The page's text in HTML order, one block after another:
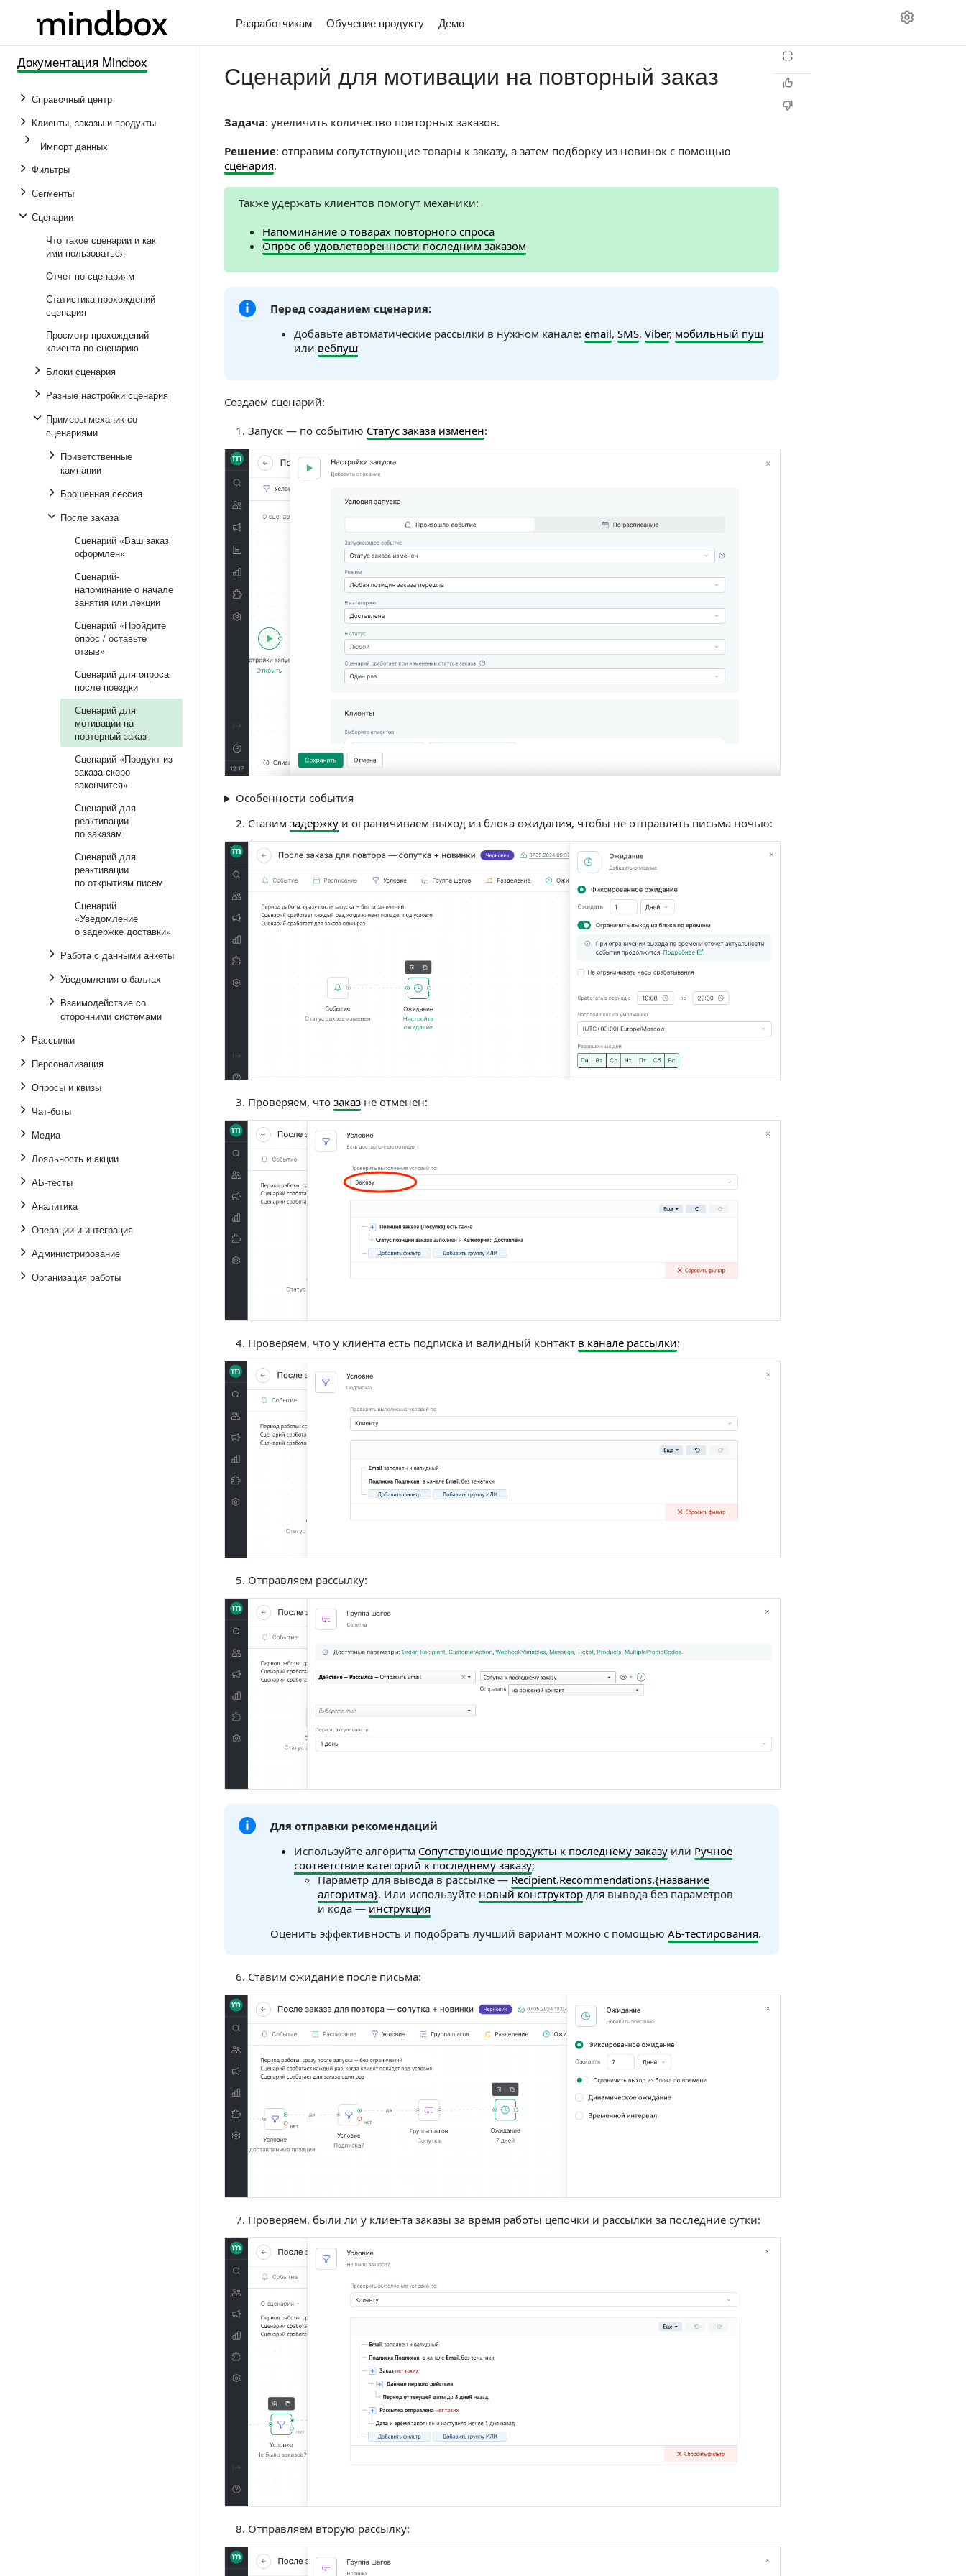
Разработчикам Обучение продукту Демо
Документация Mindbox
Справочный центр
Клиенты, заказы и продукты
Импорт данных
Фильтры
Сегменты
Сценарии
Что такое сценарии и как
ими пользоваться
Отчет по сценариям
Статистика прохождений
сценария
Просмотр прохождений
клиента по сценарию
Блоки сценария
Разные настройки сценария
Примеры механик со
сценариями
Приветственные
кампании
Брошенная сессия
После заказа
Сценарий «Ваш заказ
оформлен»
Сценарий-
напоминание о начале
занятия или лекции
Сценарий «Пройдите
опрос / оставьте
отзыв»
Сценарий для опроса
после поездки
Сценарий для
мотивации на
повторный заказ
Сценарий «Продукт из
заказа скоро
закончится»
Сценарий для
реактивации
по заказам
Сценарий для
реактивации
по открытиям писем
Сценарий
«Уведомление
о задержке доставки»
Работа с данными анкеты
Уведомления о баллах
Взаимодействие со
сторонними системами
Рассылки
Персонализация
Опросы и квизы
Чат-боты
Медиа
Лояльность и акции
АБ-тесты
Аналитика
Операции и интеграция
Администрирование
Организация работы
Сценарий для мотивации на повторный заказ
Задача: увеличить количество повторных заказов.
Решение: отправим сопутствующие товары к заказу, а затем подборку из новинок с помощью
сценария.
Также удержать клиентов помогут механики:
Напоминание о товарах повторного спроса
Опрос об удовлетворенности последним заказом
Перед созданием сценария:
Добавьте автоматические рассылки в нужном канале: email, SMS, Viber, мобильный пуш
или вебпуш
Создаем сценарий:
Запуск — по событию Статус заказа изменен:
Особенности события
Ставим задержку и ограничиваем выход из блока ожидания, чтобы не отправлять письма ночью:
Проверяем, что заказ не отменен:
Проверяем, что у клиента есть подписка и валидный контакт в канале рассылки:
Отправляем рассылку:
Для отправки рекомендаций
Используйте алгоритм Сопутствующие продукты к последнему заказу или Ручное
соответствие категорий к последнему заказу;
Параметр для вывода в рассылке — Recipient.Recommendations.{название
алгоритма}. Или используйте новый конструктор для вывода без параметров
и кода — инструкция
Оценить эффективность и подобрать лучший вариант можно с помощью АБ-тестирования.
Ставим ожидание после письма:
Проверяем, были ли у клиента заказы за время работы цепочки и рассылки за последние сутки:
Отправляем вторую рассылку: